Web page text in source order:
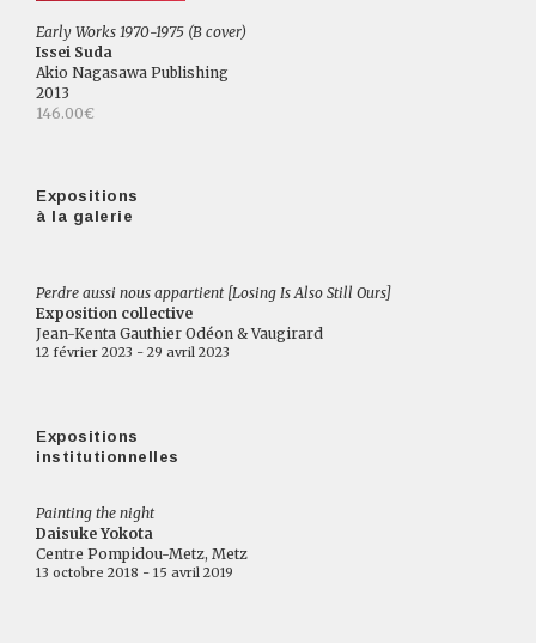
Early Works 1970-1975 (B cover)
Issei Suda
Akio Nagasawa Publishing
2013
146.00€
Expositions
à la galerie
Perdre aussi nous appartient [Losing Is Also Still Ours]
Exposition collective
Jean-Kenta Gauthier Odéon & Vaugirard
12 février 2023 - 29 avril 2023
Expositions
institutionnelles
Painting the night
Daisuke Yokota
Centre Pompidou-Metz, Metz
13 octobre 2018 - 15 avril 2019